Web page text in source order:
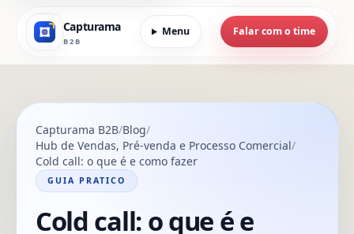
Capturama
B2B
Menu Falar com o time
Capturama B2B Blog
Hub de Vendas, Pré-venda e Processo Comercial
Cold call: o que é e como fazer
GUIA PRATICO
Cold call: o que é e